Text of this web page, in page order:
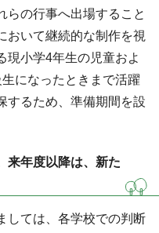
らの行事へ出場すること
おいて継続的な制作を視
現小学4年生の児童およ
になったときまで活躍
するため、準備期間を設
来年度以降は、新た
ては、各学校での判断